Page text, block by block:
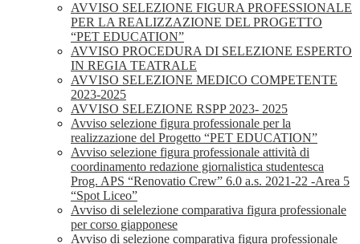
AVVISO SELEZIONE FIGURA PROFESSIONALE
PER LA REALIZZAZIONE DEL PROGETTO
“PET EDUCATION”
AVVISO PROCEDURA DI SELEZIONE ESPERTO
IN REGIA TEATRALE
AVVISO SELEZIONE MEDICO COMPETENTE
2023-2025
AVVISO SELEZIONE RSPP 2023- 2025
Avviso selezione figura professionale per la
realizzazione del Progetto “PET EDUCATION”
Avviso selezione figura professionale attività di
coordinamento redazione giornalistica studentesca
Prog. APS “Renovatio Crew” 6.0 a.s. 2021-22 -Area 5
“Spot Liceo”
Avviso di selelezione comparativa figura professionale
per corso giapponese
Avviso di selezione comparativa figura professionale